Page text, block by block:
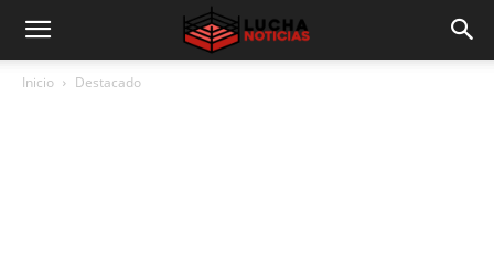
Inicio Destacado